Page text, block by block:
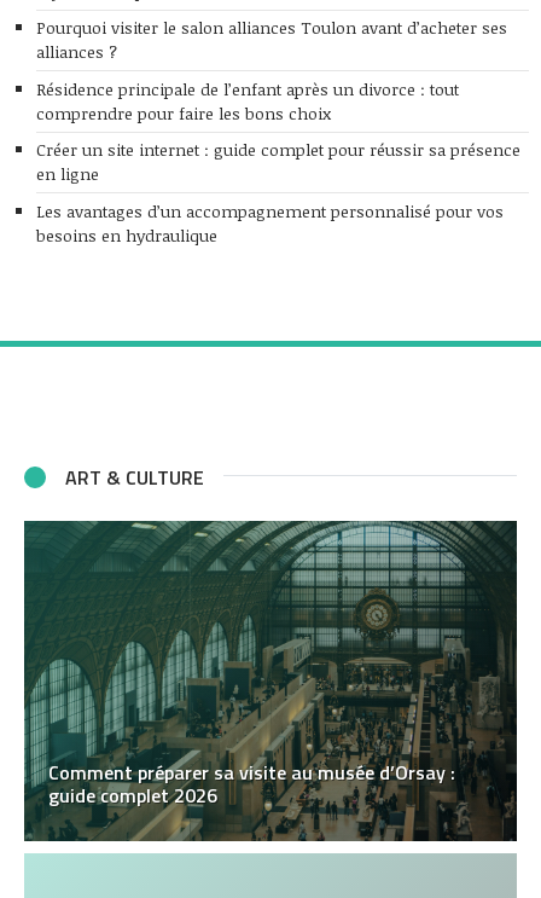
Pourquoi visiter le salon alliances Toulon avant d’acheter ses
alliances ?
Résidence principale de l’enfant après un divorce : tout
comprendre pour faire les bons choix
Créer un site internet : guide complet pour réussir sa présence
en ligne
Les avantages d’un accompagnement personnalisé pour vos
besoins en hydraulique
ART & CULTURE
Comment préparer sa visite au musée d’Orsay :
guide complet 2026